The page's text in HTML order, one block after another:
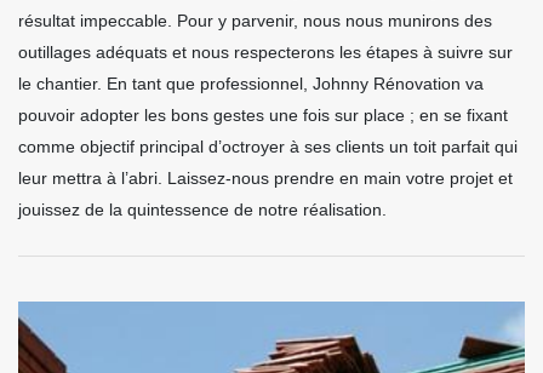
résultat impeccable. Pour y parvenir, nous nous munirons des
outillages adéquats et nous respecterons les étapes à suivre sur
le chantier. En tant que professionnel, Johnny Rénovation va
pouvoir adopter les bons gestes une fois sur place ; en se fixant
comme objectif principal d’octroyer à ses clients un toit parfait qui
leur mettra à l’abri. Laissez-nous prendre en main votre projet et
jouissez de la quintessence de notre réalisation.